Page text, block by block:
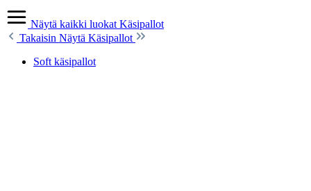
Näytä kaikki luokat Käsipallot
Takaisin Näytä Käsipallot
Soft käsipallot